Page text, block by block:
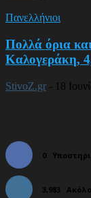
Πανελλήνιοι
Πολλά όρια
Καλογεράκη,
StivoZ.gr - 18
0
3,983